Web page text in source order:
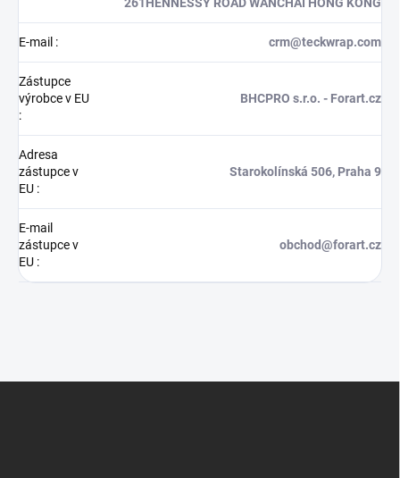
E-mail : crm@teckwrap.com
Zástupce
výrobce v EU
:
BHCPRO s.r.o. - Forart.cz
Adresa
zástupce v
EU :
Starokolínská 506, Praha 9
E-mail
zástupce v
EU :
obchod@forart.cz